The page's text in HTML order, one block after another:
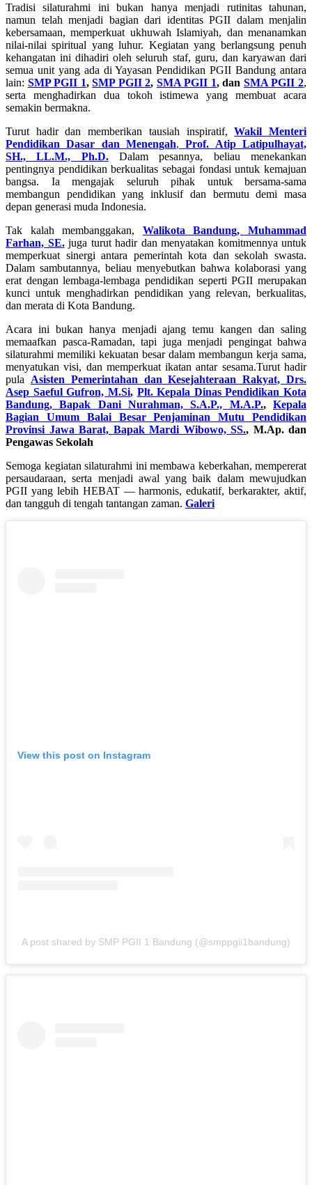
Tradisi silaturahmi ini bukan hanya menjadi rutinitas tahunan,
namun telah menjadi bagian dari identitas PGII dalam menjalin
kebersamaan, memperkuat ukhuwah Islamiyah, dan menanamkan
nilai-nilai spiritual yang luhur. Kegiatan yang berlangsung penuh
kehangatan ini dihadiri oleh seluruh staf, guru, dan karyawan dari
semua unit yang ada di Yayasan Pendidikan PGII Bandung antara
lain: SMP PGII 1,SMP PGII 2, SMA PGII 1, dan SMA PGII 2,
serta menghadirkan dua tokoh istimewa yang membuat acara
semakin bermakna.
Turut hadir dan memberikan tausiah inspiratif,Wakil Menteri
Pendidikan Dasar dan Menengah,Prof. Atip Latipulhayat,
SH., LL.M., Ph.D.Dalam pesannya, beliau menekankan
pentingnya pendidikan berkualitas sebagai fondasi untuk kemajuan
bangsa. Ia mengajak seluruh pihak untuk bersama-sama
membangun pendidikan yang inklusif dan bermutu demi masa
depan generasi muda Indonesia.
Tak kalah membanggakan, Walikota Bandung, Muhammad
Farhan, SE.juga turut hadir dan menyatakan komitmennya untuk
memperkuat sinergi antara pemerintah kota dan sekolah swasta.
Dalam sambutannya, beliau menyebutkan bahwa kolaborasi yang
erat dengan lembaga-lembaga pendidikan seperti PGII merupakan
kunci untuk menghadirkan pendidikan yang relevan, berkualitas,
dan merata di Kota Bandung.
Acara ini bukan hanya menjadi ajang temu kangen dan saling
memaafkan pasca-Ramadan, tapi juga menjadi pengingat bahwa
silaturahmi memiliki kekuatan besar dalam membangun kerja sama,
menyatukan visi, dan memperkuat ikatan antar sesama.Turut hadir
pula Asisten Pemerintahan dan Kesejahteraan Rakyat,Drs.
Asep Saeful Gufron, M.Si, Plt. Kepala Dinas Pendidikan Kota
Bandung, Bapak Dani Nurahman, S.A.P., M.A.P.,Kepala
Bagian Umum Balai Besar Penjaminan Mutu Pendidikan
Provinsi Jawa Barat, Bapak Mardi Wibowo, SS., M.Ap. dan
Pengawas Sekolah
Semoga kegiatan silaturahmi ini membawa keberkahan, mempererat
persaudaraan, serta menjadi awal yang baik dalam mewujudkan
PGII yang lebih HEBAT — harmonis, edukatif, berkarakter, aktif,
dan tangguh di tengah tantangan zaman. Galeri
View this post on Instagram
A post shared by SMP PGII 1 Bandung (@smppgii1bandung)